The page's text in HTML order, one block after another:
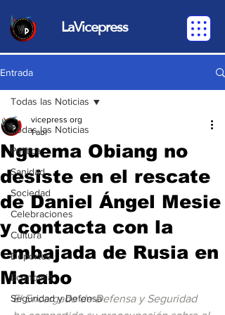
LaVicepress
Entrada
Todas las Noticias
Política
Sanidad
Sociedad
Celebraciones
Cultura
Deportes
Economia
Seguridad y Defensa
Todas las Noticias
Nguema Obiang no
desiste en el rescate
de Daniel Ángel Mesie
y contacta con la
embajada de Rusia en
Malabo
vicepress org
1 abr
El Encargado de Defensa y Seguridad